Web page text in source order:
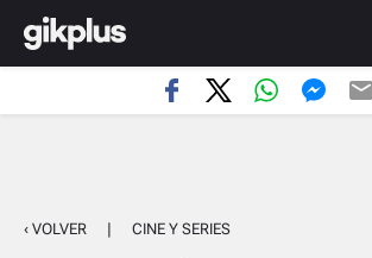
‹ VOLVER | CINE Y SERIES